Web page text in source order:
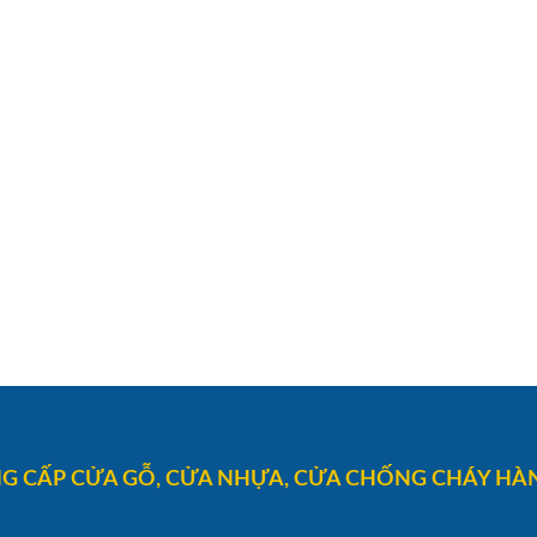
CẤP CỬA GỖ, CỬA NHỰA, CỬA CHỐNG CHÁY